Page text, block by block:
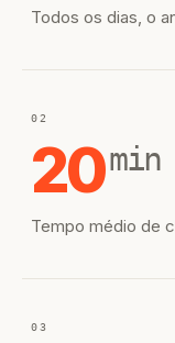
Todos os dias, o
02
20min
Tempo médio de
03